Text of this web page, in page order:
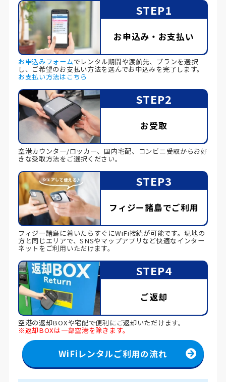
STEP1
お申込み・お支払い
お申込みフォームでレンタル期間や渡航先、プランを選択
し、ご希望のお支払い方法を選んでお申込みを完了します。
お支払い方法はこちら
STEP2
お受取
空港カウンター/ロッカー、国内宅配、コンビニ受取からお好
きな受取方法をご選択ください。
STEP3
フィジー諸島でご利用
フィジー諸島に着いたらすぐにWiFi接続が可能です。現地の
方と同じエリアで、SNSやマップアプリなど快適なインター
ネットをご利用いただけます。
STEP4
ご返却
空港の返却BOXや宅配で便利にご返却いただけます。
※返却BOXは一部空港を除きます。
WiFiレンタルご利用の流れ